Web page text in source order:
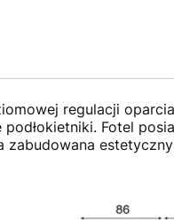
regulacji
Fotel